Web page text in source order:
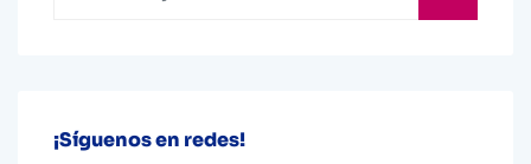
¡Síguenos en redes!